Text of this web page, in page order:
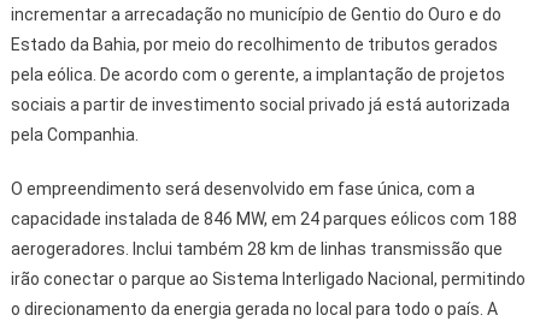
incrementar a arrecadação no município de Gentio do Ouro e do
Estado da Bahia, por meio do recolhimento de tributos gerados
pela eólica. De acordo com o gerente, a implantação de projetos
sociais a partir de investimento social privado já está autorizada
pela Companhia.
O empreendimento será desenvolvido em fase única, com a
capacidade instalada de 846 MW, em 24 parques eólicos com 188
aerogeradores. Inclui também 28 km de linhas transmissão que
irão conectar o parque ao Sistema Interligado Nacional, permitindo
o direcionamento da energia gerada no local para todo o país. A